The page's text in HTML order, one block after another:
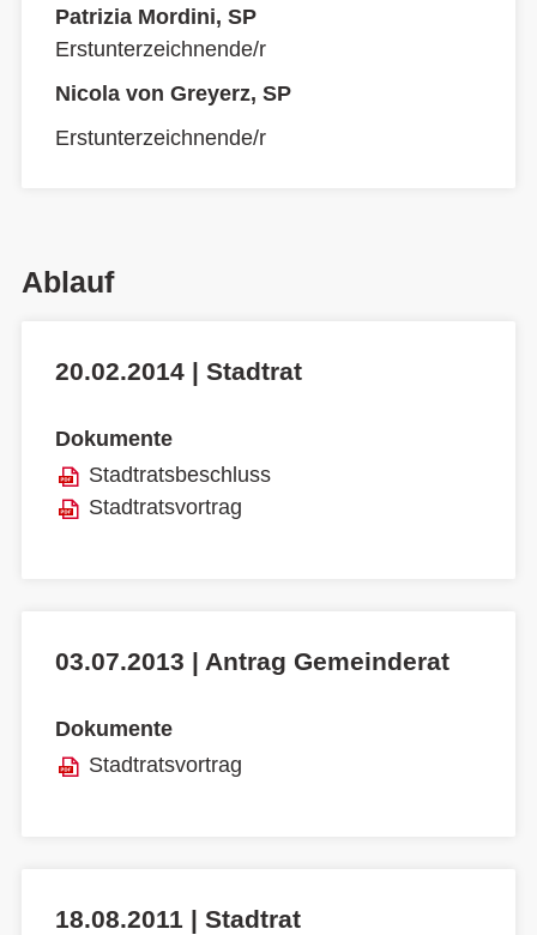
Patrizia Mordini, SP
Erstunterzeichnende/r
Nicola von Greyerz, SP
Erstunterzeichnende/r
Ablauf
20.02.2014 | Stadtrat
Dokumente
Stadtratsbeschluss
Stadtratsvortrag
03.07.2013 | Antrag Gemeinderat
Dokumente
Stadtratsvortrag
18.08.2011 | Stadtrat